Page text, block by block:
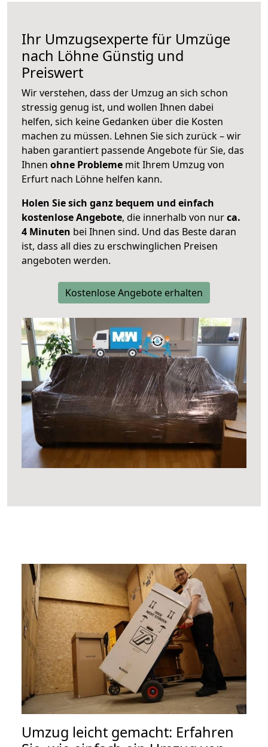
Ihr Umzugsexperte für Umzüge
nach Löhne Günstig und
Preiswert
Wir verstehen, dass der Umzug an sich schon
stressig genug ist, und wollen Ihnen dabei
helfen, sich keine Gedanken über die Kosten
machen zu müssen. Lehnen Sie sich zurück – wir
haben garantiert passende Angebote für Sie, das
Ihnen ohne Probleme mit Ihrem Umzug von
Erfurt nach Löhne helfen kann.
Holen Sie sich ganz bequem und einfach
kostenlose Angebote, die innerhalb von nurca.
4 Minuten bei Ihnen sind. Und das Beste daran
ist, dass all dies zu erschwinglichen Preisen
angeboten werden.
Kostenlose Angebote erhalten
Umzug leicht gemacht: Erfahren